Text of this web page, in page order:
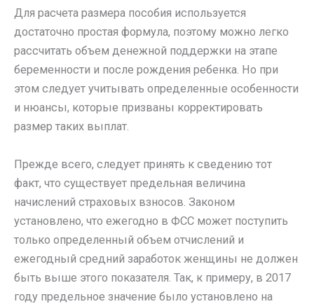
Для расчета размера пособия используется
достаточно простая формула, поэтому можно легко
рассчитать объем денежной поддержки на этапе
беременности и после рождения ребенка. Но при
этом следует учитывать определенные особенности
и нюансы, которые призваны корректировать
размер таких выплат.
Прежде всего, следует принять к сведению тот
факт, что существует предельная величина
начислений страховых взносов. Законом
установлено, что ежегодно в ФСС может поступить
только определенный объем отчислений и
ежегодный средний заработок женщины не должен
быть выше этого показателя. Так, к примеру, в 2017
году предельное значение было установлено на